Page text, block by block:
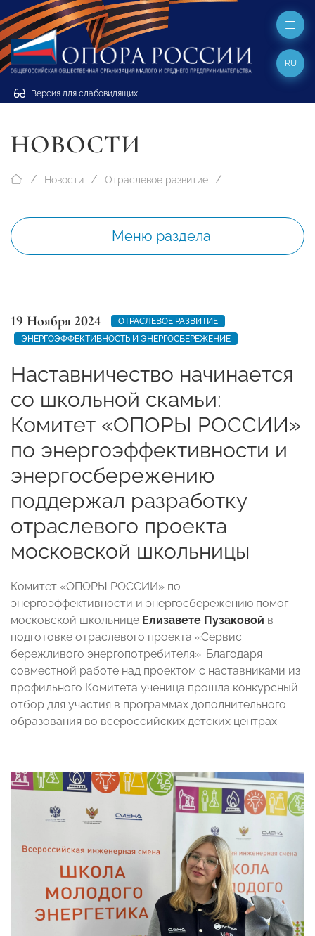
Версия для слабовидящих
RU
НОВОСТИ
Новости Отраслевое развитие
Меню раздела
19 Ноября 2024
ОТРАСЛЕВОЕ РАЗВИТИЕ
ЭНЕРГОЭФФЕКТИВНОСТЬ И ЭНЕРГОСБЕРЕЖЕНИЕ
Наставничество начинается
со школьной скамьи:
Комитет «ОПОРЫ РОССИИ»
по энергоэффективности и
энергосбережению
поддержал разработку
отраслевого проекта
московской школьницы
Комитет «ОПОРЫ РОССИИ» по
энергоэффективности и энергосбережению помог
московской школьнице Елизавете Пузаковой в
подготовке отраслевого проекта «Сервис
бережливого энергопотребителя». Благодаря
совместной работе над проектом с наставниками из
профильного Комитета ученица прошла конкурсный
отбор для участия в программах дополнительного
образования во всероссийских детских центрах.